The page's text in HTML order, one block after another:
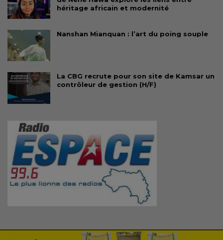
héritage africain et modernité
Nanshan Mianquan : l’art du poing souple
La CBG recrute pour son site de Kamsar un
contrôleur de gestion (H/F)